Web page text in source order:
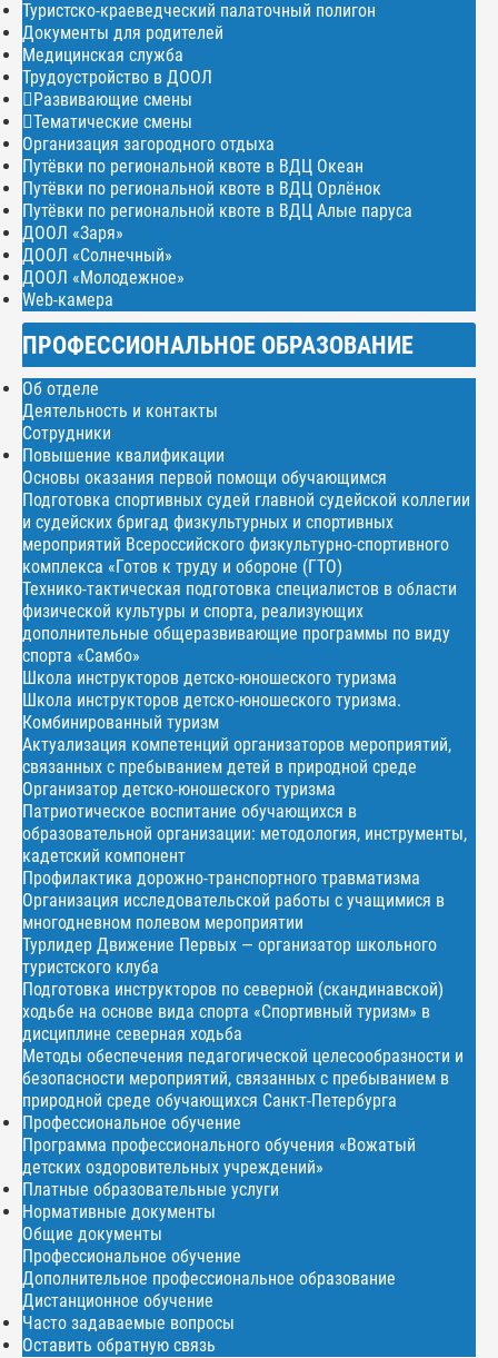
Туристско-краеведческий палаточный полигон
Документы для родителей
Медицинская служба
Трудоустройство в ДООЛ
Развивающие смены
Тематические смены
Организация загородного отдыха
Путёвки по региональной квоте в ВДЦ Океан
Путёвки по региональной квоте в ВДЦ Орлёнок
Путёвки по региональной квоте в ВДЦ Алые паруса
ДООЛ «Заря»
ДООЛ «Солнечный»
ДООЛ «Молодежное»
Web-камера
ПРОФЕССИОНАЛЬНОЕ ОБРАЗОВАНИЕ
Об отделе
Деятельность и контакты
Сотрудники
Повышение квалификации
Основы оказания первой помощи обучающимся
Подготовка спортивных судей главной судейской коллегии
и судейских бригад физкультурных и спортивных
мероприятий Всероссийского физкультурно-спортивного
комплекса «Готов к труду и обороне (ГТО)
Технико-тактическая подготовка специалистов в области
физической культуры и спорта, реализующих
дополнительные общеразвивающие программы по виду
спорта «Самбо»
Школа инструкторов детско-юношеского туризма
Школа инструкторов детско-юношеского туризма.
Комбинированный туризм
Актуализация компетенций организаторов мероприятий,
связанных с пребыванием детей в природной среде
Организатор детско-юношеского туризма
Патриотическое воспитание обучающихся в
образовательной организации: методология, инструменты,
кадетский компонент
Профилактика дорожно-транспортного травматизма
Организация исследовательской работы с учащимися в
многодневном полевом мероприятии
Турлидер Движение Первых — организатор школьного
туристского клуба
Подготовка инструкторов по северной (скандинавской)
ходьбе на основе вида спорта «Спортивный туризм» в
дисциплине северная ходьба
Методы обеспечения педагогической целесообразности и
безопасности мероприятий, связанных с пребыванием в
природной среде обучающихся Санкт-Петербурга
Профессиональное обучение
Программа профессионального обучения «Вожатый
детских оздоровительных учреждений»
Платные образовательные услуги
Нормативные документы
Общие документы
Профессиональное обучение
Дополнительное профессиональное образование
Дистанционное обучение
Часто задаваемые вопросы
Оставить обратную связь